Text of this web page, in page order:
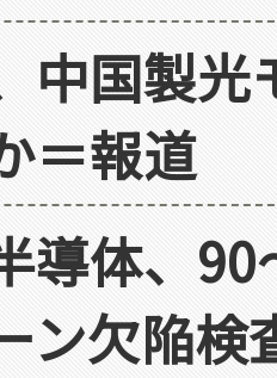
中国製光
＝報道
導体、
ン欠陥検